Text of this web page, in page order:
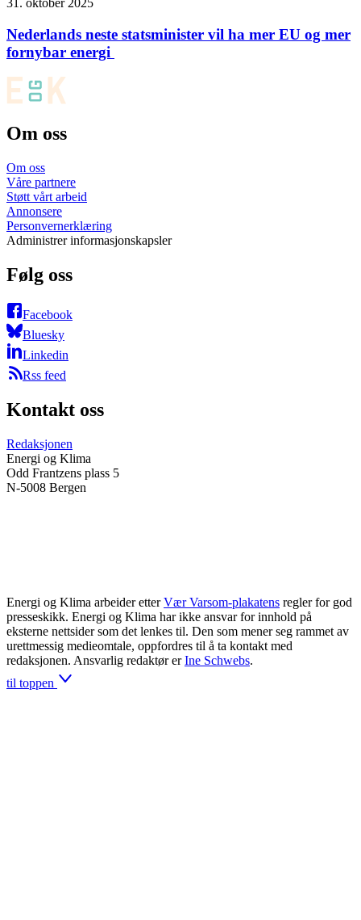
31. oktober 2025
Nederlands neste statsminister vil ha mer EU og mer
fornybar energi
Om oss
Om oss
Våre partnere
Støtt vårt arbeid
Annonsere
Personvernerklæring
Administrer informasjonskapsler
Følg oss
Facebook
Bluesky
Linkedin
Rss feed
Kontakt oss
Redaksjonen
Energi og Klima
Odd Frantzens plass 5
N-5008 Bergen
Energi og Klima arbeider etter Vær Varsom-plakatens regler for god
presseskikk. Energi og Klima har ikke ansvar for innhold på
eksterne nettsider som det lenkes til. Den som mener seg rammet av
urettmessig medieomtale, oppfordres til å ta kontakt med
redaksjonen. Ansvarlig redaktør er Ine Schwebs.
til toppen